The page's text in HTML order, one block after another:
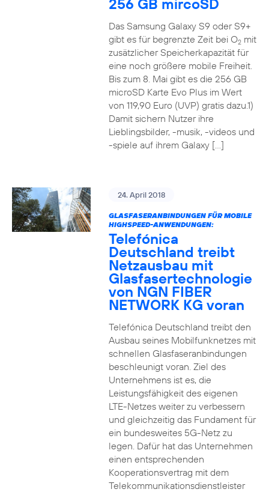
256 GB mircoSD
Das Samsung Galaxy S9 oder S9+
gibt es für begrenzte Zeit bei O2mit
zusätzlicher Speicherkapazität für
eine noch größere mobile Freiheit.
Bis zum 8. Mai gibt es die 256 GB
microSD Karte Evo Plus im Wert
von 119,90 Euro (UVP) gratis dazu.1)
Damit sichern Nutzer ihre
Lieblingsbilder, -musik, -videos und
-spiele auf ihrem Galaxy […]
24. April 2018
GLASFASERANBINDUNGEN FÜR MOBILE
HIGHSPEED-ANWENDUNGEN:
Telefónica
Deutschland treibt
Netzausbau mit
Glasfasertechnologie
von NGN FIBER
NETWORK KG voran
Telefónica Deutschland treibt den
Ausbau seines Mobilfunknetzes mit
schnellen Glasfaseranbindungen
beschleunigt voran. Ziel des
Unternehmens ist es, die
Leistungsfähigkeit des eigenen
LTE-Netzes weiter zu verbessern
und gleichzeitig das Fundament für
ein bundesweites 5G-Netz zu
legen. Dafür hat das Unternehmen
einen entsprechenden
Kooperationsvertrag mit dem
Telekommunikationsdienstleister